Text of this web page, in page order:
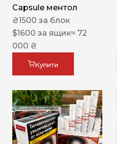
Capsule ментол
₴1500 за блок
$1600 за ящик≈ 72
000 ₴
Купити